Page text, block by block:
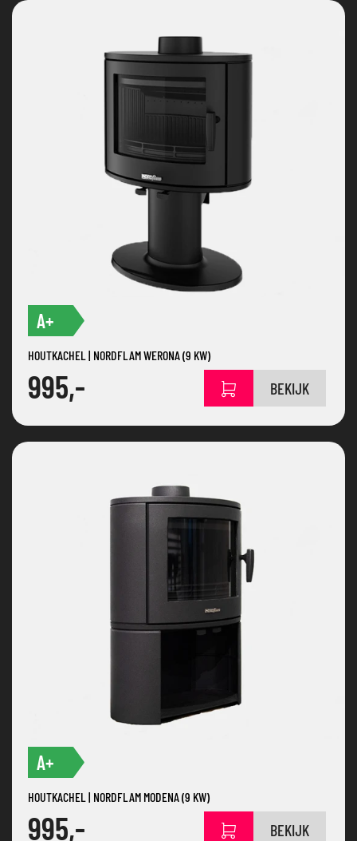
A+
HOUTKACHEL | NORDFLAM WERONA (9 KW)
995,- BEKIJK
A+
HOUTKACHEL | NORDFLAM MODENA (9 KW)
995,- BEKIJK